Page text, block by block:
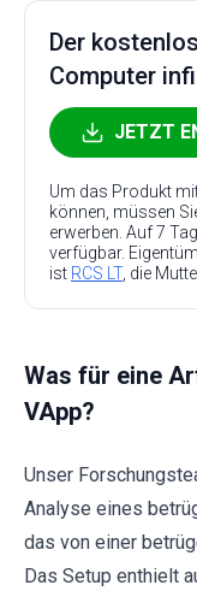
Der
Computer
JETZT
Um das Produkt
können, müssen
erwerben. Auf 7
verfügbar.
ist RCS LT, die
Was für eine
VApp?
Unser
Analyse eines
das von einer
Das Setup enthielt